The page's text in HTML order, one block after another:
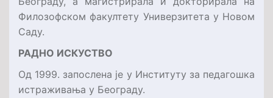
Филозофском факултету Универзитета у Новом
Саду.
РАДНО ИСКУСТВО
Од 1999. запослена је у Институту за педагошка
истраживања у Београду.